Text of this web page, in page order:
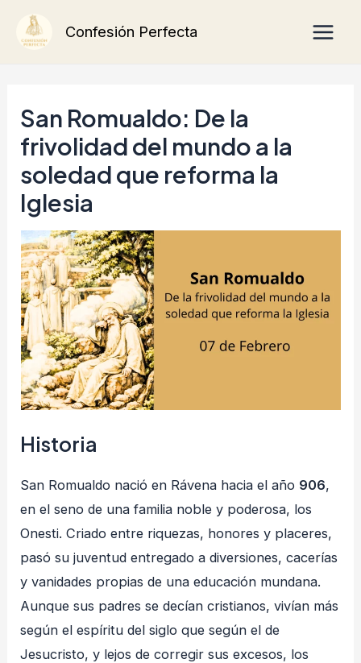
Confesión Perfecta
San Romualdo: De la
frivolidad del mundo a la
soledad que reforma la
Iglesia
Historia
San Romualdo nació en Rávena hacia el año 906,
en el seno de una familia noble y poderosa, los
Onesti. Criado entre riquezas, honores y placeres,
pasó su juventud entregado a diversiones, cacerías
y vanidades propias de una educación mundana.
Aunque sus padres se decían cristianos, vivían más
según el espíritu del siglo que según el de
Jesucristo, y lejos de corregir sus excesos, los